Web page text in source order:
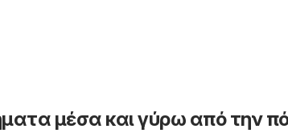
μέσα και γύρω από την